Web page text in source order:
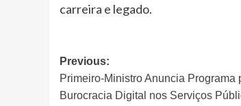
carreira e legado.
Post
navigation
Previous:
Primeiro-Ministro Anuncia Programa
Burocracia Digital nos Serviços